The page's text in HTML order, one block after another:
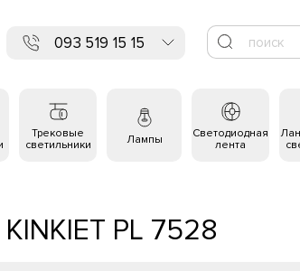
093 519 15 15
Трековые
светильники
Лампы
Светодиодная
лента
PL 7528